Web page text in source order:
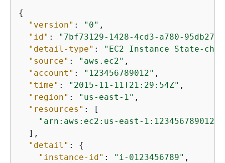
{
"version" : "0" ,
"id" :
"7bf73129-1428-4cd3-a780-
"detail-type" :
"EC2 Instance State-
"source" : "aws.ec2" ,
"account" : "123456789012" ,
"time" : "2015-11-11T21:29:54Z" ,
"region" : "us-east-1" ,
"resources" : [
"arn:aws:ec2:us-east-
  ],
"detail" : {
"instance-id" : "i-0123456789" ,